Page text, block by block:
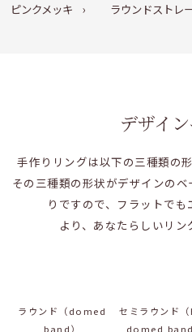
ピンクメッキ
ラウンドストレ
デザイ
手作りリングは以下の三種類の
その三種類の形状がデザインの
りですので、フラットでも
より、あなたらしいリン
ラウンド（domed
band）
セミラウンド
domed band